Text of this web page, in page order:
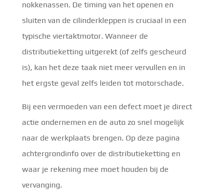
nokkenassen. De timing van het openen en
sluiten van de cilinderkleppen is cruciaal in een
typische viertaktmotor. Wanneer de
distributieketting uitgerekt (of zelfs gescheurd
is), kan het deze taak niet meer vervullen en in
het ergste geval zelfs leiden tot motorschade.
Bij een vermoeden van een defect moet je direct
actie ondernemen en de auto zo snel mogelijk
naar de werkplaats brengen. Op deze pagina
achtergrondinfo over de distributieketting en
waar je rekening mee moet houden bij de
vervanging.